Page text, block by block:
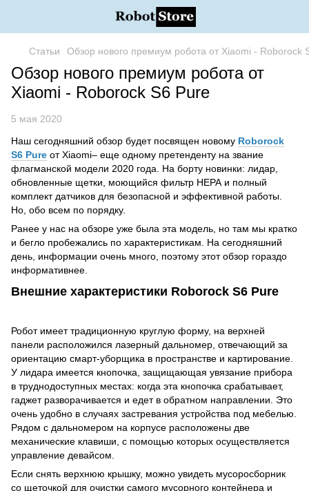
Статьи Обзор нового премиум робота от Xiaomi - Roborock
Обзор нового премиум робота от
Xiaomi - Roborock S6 Pure
5 мая 2020
Наш сегодняшний обзор будет посвящен новому Roborock
S6 Pure от Xiaomi– еще одному претенденту на звание
флагманской модели 2020 года. На борту новинки: лидар,
обновленные щетки, моющийся фильтр НЕРА и полный
комплект датчиков для безопасной и эффективной работы.
Но, обо всем по порядку.
Ранее у нас на обзоре уже была эта модель, но там мы кратко
и бегло пробежались по характеристикам. На сегодняшний
день, информации очень много, поэтому этот обзор гораздо
информативнее.
Внешние характеристики Roborock S6 Pure
Робот имеет традиционную круглую форму, на верхней
панели расположился лазерный дальномер, отвечающий за
ориентацию смарт-уборщика в пространстве и картирование.
У лидара имеется кнопочка, защищающая увязание прибора
в труднодоступных местах: когда эта кнопочка срабатывает,
гаджет разворачивается и едет в обратном направлении. Это
очень удобно в случаях застревания устройства под мебелью.
Рядом с дальномером на корпусе расположены две
механические клавиши, с помощью которых осуществляется
управление девайсом.
Если снять верхнюю крышку, можно увидеть мусоросборник
со щеточкой для очистки самого мусорного контейнера и